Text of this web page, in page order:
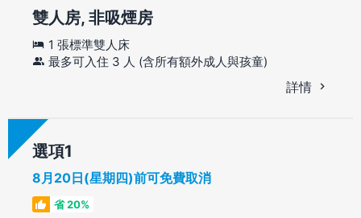
雙人房, 非吸煙房
1 張標準雙人床
最多可入住 3 人 (含所有額外成人與孩童)
詳情
選項
8月20日(星期四)前可免費取消
省 20%